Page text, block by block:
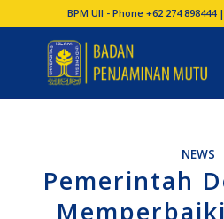
BPM UII - Phone +62 274
NEWS
Pemerintah